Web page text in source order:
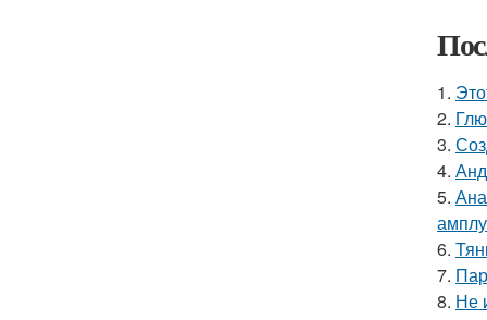
1.
2.
3.
4.
5.
6.
7.
8. Не